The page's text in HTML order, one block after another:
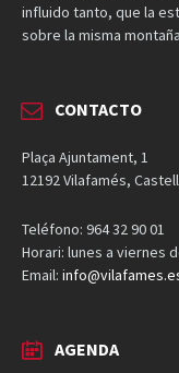
influido tanto, que la
sobre la misma
CONTACTO
Plaça Ajuntament, 1
12192 Vilafamés,
Teléfono: 964 32 90 01
Horari: lunes a viernes
Email:
AGENDA